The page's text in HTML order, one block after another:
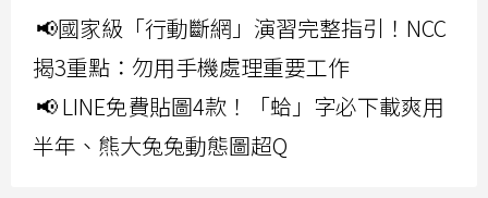
📢國家級「行動斷網」演習完整指引！NCC
揭3重點：勿用手機處理重要工作
📢 LINE免費貼圖4款！「蛤」字必下載爽用
半年、熊大兔兔動態圖超Q